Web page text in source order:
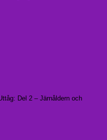
Del 2 – Järnåldern och